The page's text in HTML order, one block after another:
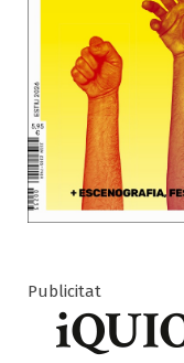
Publicitat